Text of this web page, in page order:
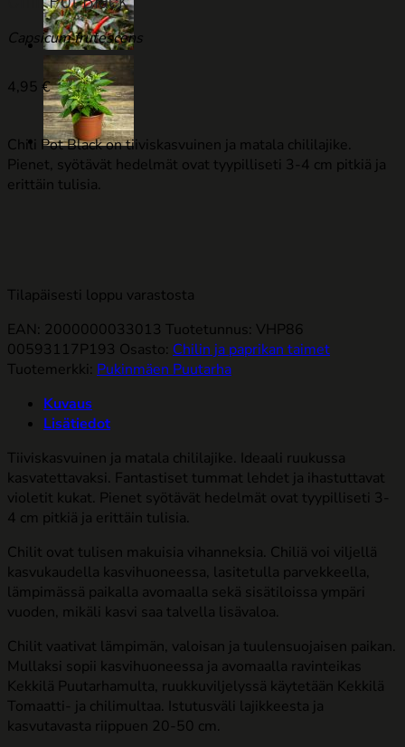
Capsicum frutescens
4,95 €
Chili Pot Black on tiiviskasvuinen ja matala chililajike.
Pienet, syötävät hedelmät ovat tyypilliseti 3-4 cm pitkiä ja
erittäin tulisia.
Tilapäisesti loppu varastosta
EAN: 2000000033013 Tuotetunnus: VHP86
00593117P193 Osasto: Chilin ja paprikan taimet
Tuotemerkki: Pukinmäen Puutarha
Kuvaus
Lisätiedot
Tiiviskasvuinen ja matala chililajike. Ideaali ruukussa
kasvatettavaksi. Fantastiset tummat lehdet ja ihastuttavat
violetit kukat. Pienet syötävät hedelmät ovat tyypilliseti 3-
4 cm pitkiä ja erittäin tulisia.
Chilit ovat tulisen makuisia vihanneksia. Chiliä voi viljellä
kasvukaudella kasvihuoneessa, lasitetulla parvekkeella,
lämpimässä paikalla avomaalla sekä sisätiloissa ympäri
vuoden, mikäli kasvi saa talvella lisävaloa.
Chilit vaativat lämpimän, valoisan ja tuulensuojaisen paikan.
Mullaksi sopii kasvihuoneessa ja avomaalla ravinteikas
Kekkilä Puutarhamulta, ruukkuviljelyssä käytetään Kekkilä
Tomaatti- ja chilimultaa. Istutusväli lajikkeesta ja
kasvutavasta riippuen 20-50 cm.